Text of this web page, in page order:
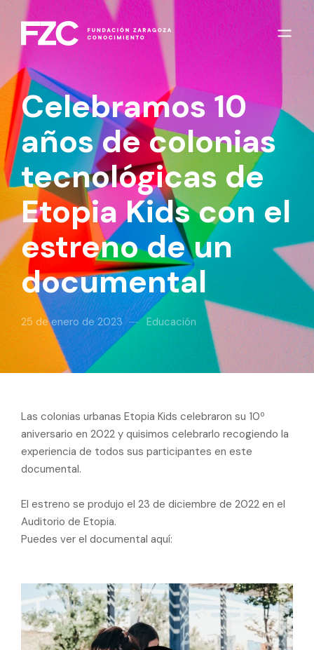
Celebramos 10
años de colonias
tecnológicas de
Etopia Kids con el
estreno de un
documental
25 de enero de 2023 Educación
Las colonias urbanas Etopia Kids celebraron su 10º
aniversario en 2022 y quisimos celebrarlo recogiendo la
experiencia de todos sus participantes en este
documental.
El estreno se produjo el 23 de diciembre de 2022 en el
Auditorio de Etopia.
Puedes ver el documental aquí: